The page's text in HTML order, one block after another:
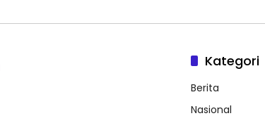
Kategori
Berita
Nasional